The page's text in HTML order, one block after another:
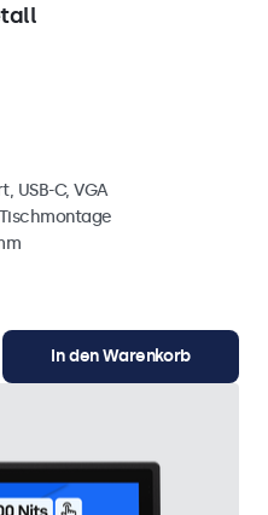
USB-C, VGA
In den Warenkorb